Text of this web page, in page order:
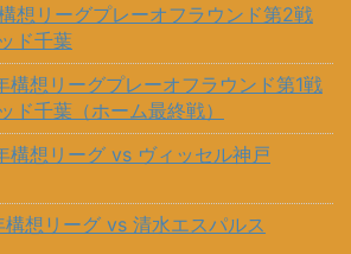
想リーグプレーオフラウンド第2戦
ド千葉
想リーグプレーオフラウンド第1戦
ド千葉（ホーム最終戦）
想リーグ vs ヴィッセル神戸
想リーグ vs 清水エスパルス